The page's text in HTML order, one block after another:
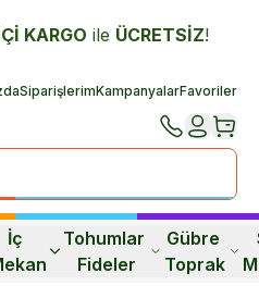
KARGO ile ÜCRETSİZ!
SiparişlerimKampanyalarFavoriler
İç
Tohumlar
Fideler
Gübre
Toprak